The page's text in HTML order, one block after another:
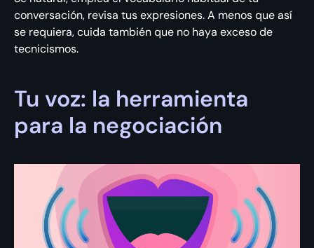
conversación, revisa tus expresiones. A menos que así
se requiera, cuida también que no haya exceso de
tecnicismos.
Tu voz: la herramienta
para la negociación